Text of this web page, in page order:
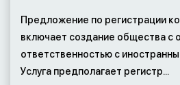
Предложение по регистрации
включает создание общества с
ответственностью с
Услуга предполагает регистр...